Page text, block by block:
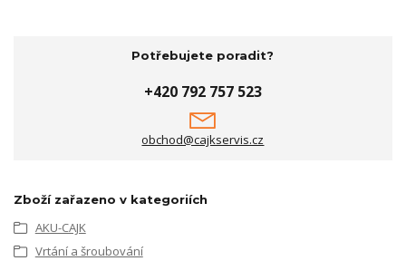
Potřebujete poradit?
+420 792 757 523
obchod@cajkservis.cz
Zboží zařazeno v kategoriích
AKU-CAJK
Vrtání a šroubování